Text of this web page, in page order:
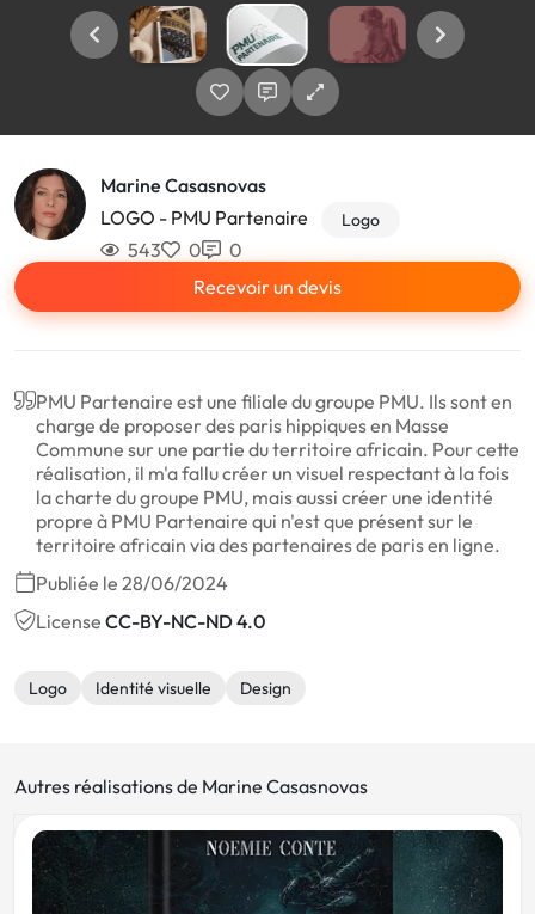
Marine Casasnovas
LOGO - PMU Partenaire
Logo
543 0
0
Recevoir un devis
PMU Partenaire est une filiale du groupe PMU. Ils sont en
charge de proposer des paris hippiques en Masse
Commune sur une partie du territoire africain. Pour cette
réalisation, il m'a fallu créer un visuel respectant à la fois
la charte du groupe PMU, mais aussi créer une identité
propre à PMU Partenaire qui n'est que présent sur le
territoire africain via des partenaires de paris en ligne.
Publiée le 28/06/2024
License CC-BY-NC-ND 4.0
Logo Identité visuelle Design
Autres réalisations de Marine Casasnovas